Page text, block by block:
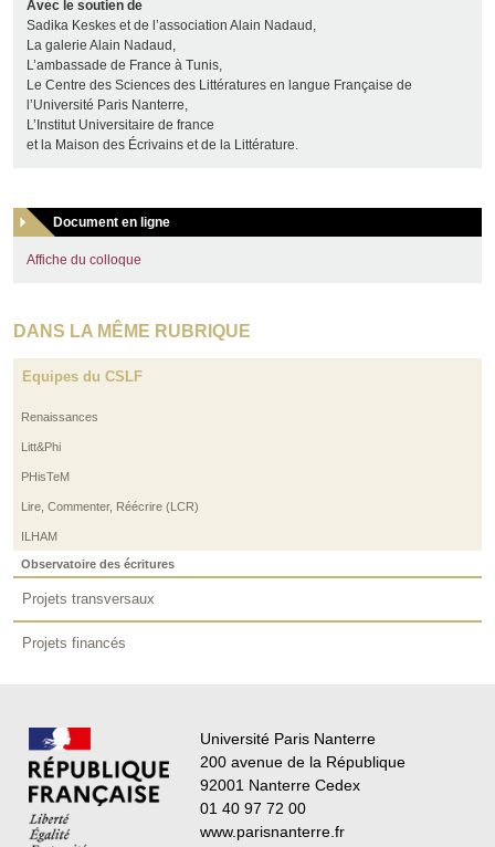
Avec le soutien de
Sadika Keskes et de l’association Alain Nadaud,
La galerie Alain Nadaud,
L’ambassade de France à Tunis,
Le Centre des Sciences des Littératures en langue Française de
l’Université Paris Nanterre,
L’Institut Universitaire de france
et la Maison des Écrivains et de la Littérature.
Document en ligne
Affiche du colloque
DANS LA MÊME RUBRIQUE
Equipes du CSLF
Renaissances
Litt&Phi
PHisTeM
Lire, Commenter, Réécrire (LCR)
ILHAM
Observatoire des écritures
Projets transversaux
Projets financés
Université Paris Nanterre
200 avenue de la République
92001 Nanterre Cedex
01 40 97 72 00
www.parisnanterre.fr